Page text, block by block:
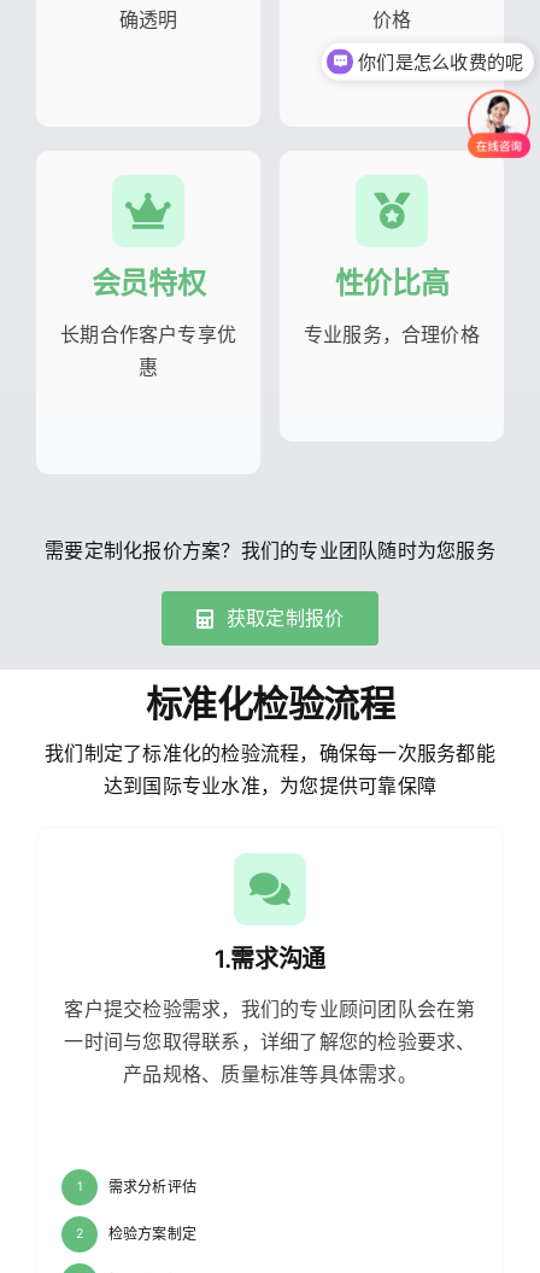
确透明
价格
会员特权
长期合作客户专享优
惠
性价比高
专业服务，合理价格
需要定制化报价方案？我们的专业团队随时为您服务
获取定制报价
标准化检验流程
我们制定了标准化的检验流程，确保每一次服务都能
达到国际专业水准，为您提供可靠保障
1.需求沟通
客户提交检验需求，我们的专业顾问团队会在第
一时间与您取得联系，详细了解您的检验要求、
产品规格、质量标准等具体需求。
1 需求分析评估
2 检验方案制定
你们是怎么收费的呢